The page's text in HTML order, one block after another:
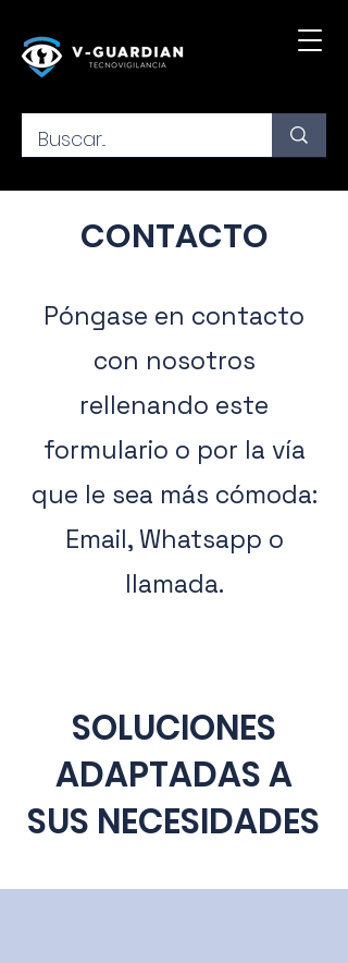
CONTACTO
Póngase en contacto
con nosotros
rellenando este
formulario o por la vía
que le sea más cómoda:
Email, Whatsapp o
llamada.
SOLUCIONES
ADAPTADAS A
SUS NECESIDADES